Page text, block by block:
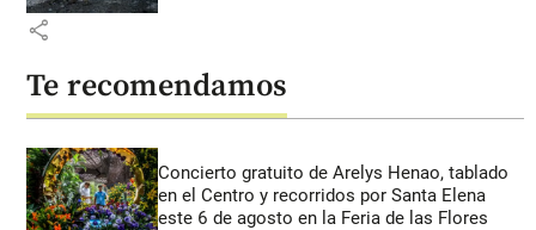
share
Te recomendamos
Concierto gratuito de Arelys Henao, tablado
en el Centro y recorridos por Santa Elena
este 6 de agosto en la Feria de las Flores